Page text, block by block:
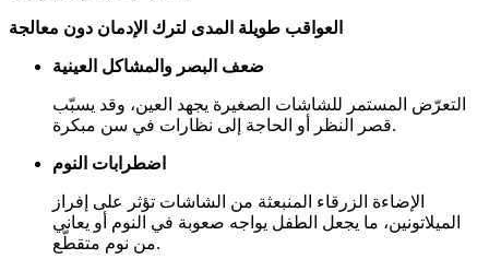
العواقب طويلة المدى لترك الإدمان دون معالجة
ضعف البصر والمشاكل العينية
التعرّض المستمر للشاشات الصغيرة يجهد العين، وقد يسبّب
قصر النظر أو الحاجة إلى نظارات في سن مبكرة.
اضطرابات النوم
الإضاءة الزرقاء المنبعثة من الشاشات تؤثر على إفراز
الميلاتونين، ما يجعل الطفل يواجه صعوبة في النوم أو يعاني
من نوم متقطّع.